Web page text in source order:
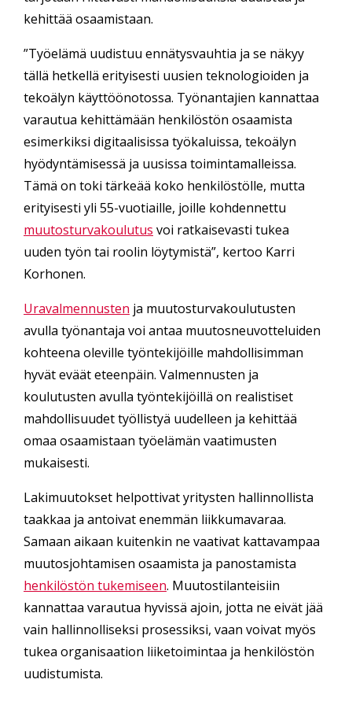
kehittää osaamistaan.
”Työelämä uudistuu ennätysvauhtia ja se näkyy
tällä hetkellä erityisesti uusien teknologioiden ja
tekoälyn käyttöönotossa. Työnantajien kannattaa
varautua kehittämään henkilöstön osaamista
esimerkiksi digitaalisissa työkaluissa, tekoälyn
hyödyntämisessä ja uusissa toimintamalleissa.
Tämä on toki tärkeää koko henkilöstölle, mutta
erityisesti yli 55-vuotiaille, joille kohdennettu
muutosturvakoulutus voi ratkaisevasti tukea
uuden työn tai roolin löytymistä”, kertoo Karri
Korhonen.
Uravalmennusten ja muutosturvakoulutusten
avulla työnantaja voi antaa muutosneuvotteluiden
kohteena oleville työntekijöille mahdollisimman
hyvät eväät eteenpäin. Valmennusten ja
koulutusten avulla työntekijöillä on realistiset
mahdollisuudet työllistyä uudelleen ja kehittää
omaa osaamistaan työelämän vaatimusten
mukaisesti.
Lakimuutokset helpottivat yritysten hallinnollista
taakkaa ja antoivat enemmän liikkumavaraa.
Samaan aikaan kuitenkin ne vaativat kattavampaa
muutosjohtamisen osaamista ja panostamista
henkilöstön tukemiseen. Muutostilanteisiin
kannattaa varautua hyvissä ajoin, jotta ne eivät jää
vain hallinnolliseksi prosessiksi, vaan voivat myös
tukea organisaation liiketoimintaa ja henkilöstön
uudistumista.